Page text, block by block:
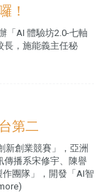
！
「AI 體驗坊2.0-七軸
長，施能義主任秘
第二
新創業競賽」，亞洲
傳播系宋修宇、陳譽
團隊」，開發「AI智